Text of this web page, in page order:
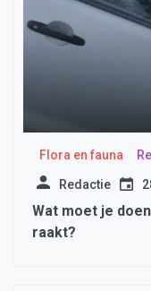
Flora en fauna
Redactie
Wat moet je
raakt?